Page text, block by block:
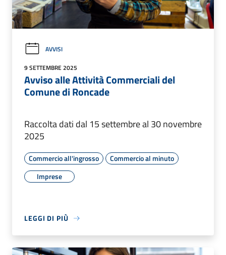
AVVISI
9 SETTEMBRE 2025
Avviso alle Attività Commerciali del
Comune di Roncade
Raccolta dati dal 15 settembre al 30 novembre
2025
Commercio all'ingrosso
Commercio al minuto
Imprese
LEGGI DI PIÙ